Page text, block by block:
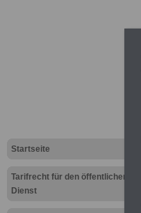
Startseite
Tarifrecht für den öffentlichen
Dienst